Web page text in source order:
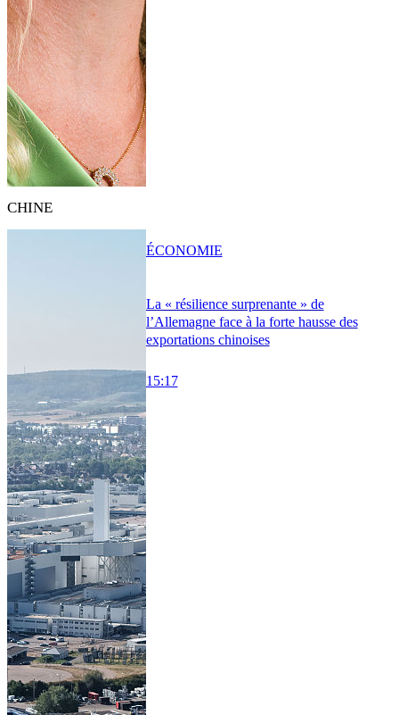
CHINE
La « résilience surprenante » de
l’Allemagne face à la forte hausse des
exportations chinoises
15:17
ÉCONOMIE